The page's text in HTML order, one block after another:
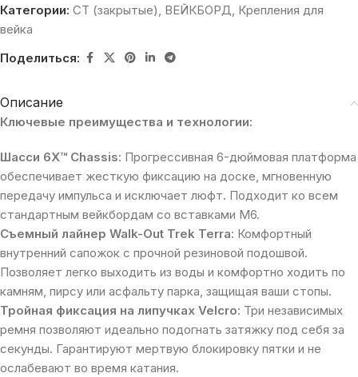
Категории: CT (закрытые), ВЕЙКБОРД, Крепления для
вейка
Поделиться:
Описание
Ключевые преимущества и технологии:
Шасси 6X™ Chassis: Прогрессивная 6-дюймовая платформа
обеспечивает жесткую фиксацию на доске, мгновенную
передачу импульса и исключает люфт. Подходит ко всем
стандартным вейкбордам со вставками M6.
Съемный лайнер Walk-Out Trek Terra: Комфортный
внутренний сапожок с прочной резиновой подошвой.
Позволяет легко выходить из воды и комфортно ходить по
камням, пирсу или асфальту парка, защищая ваши стопы.
Тройная фиксация на липучках Velcro: Три независимых
ремня позволяют идеально подогнать затяжку под себя за
секунды. Гарантируют мертвую блокировку пятки и не
ослабевают во время катания.